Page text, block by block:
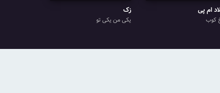
ام پی
کوب
زک
یکی من یکی تو